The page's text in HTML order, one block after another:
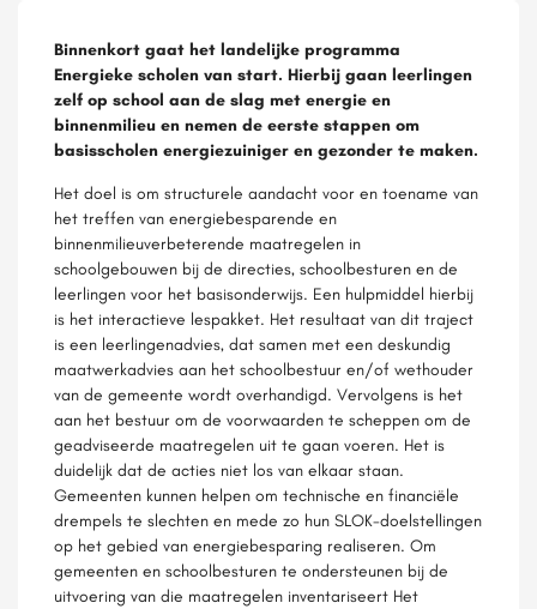
Binnenkort gaat het landelijke programma
Energieke scholen van start. Hierbij gaan leerlingen
zelf op school aan de slag met energie en
binnenmilieu en nemen de eerste stappen om
basisscholen energiezuiniger en gezonder te maken.
Het doel is om structurele aandacht voor en toename van
het treffen van energiebesparende en
binnenmilieuverbeterende maatregelen in
schoolgebouwen bij de directies, schoolbesturen en de
leerlingen voor het basisonderwijs. Een hulpmiddel hierbij
is het interactieve lespakket. Het resultaat van dit traject
is een leerlingenadvies, dat samen met een deskundig
maatwerkadvies aan het schoolbestuur en/of wethouder
van de gemeente wordt overhandigd. Vervolgens is het
aan het bestuur om de voorwaarden te scheppen om de
geadviseerde maatregelen uit te gaan voeren. Het is
duidelijk dat de acties niet los van elkaar staan.
Gemeenten kunnen helpen om technische en financiële
drempels te slechten en mede zo hun SLOK-doelstellingen
op het gebied van energiebesparing realiseren. Om
gemeenten en schoolbesturen te ondersteunen bij de
uitvoering van die maatregelen inventariseert Het